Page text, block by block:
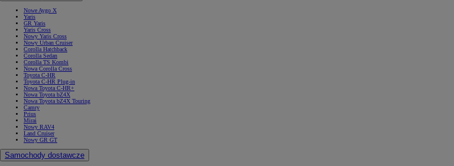
Nowe Aygo X
Yaris
GR Yaris
Yaris Cross
Nowy Yaris Cross
Nowy Urban Cruiser
Corolla Hatchback
Corolla Sedan
Corolla TS Kombi
Nowa Corolla Cross
Toyota C-HR
Toyota C-HR Plug-in
Nowa Toyota C-HR+
Nowa Toyota bZ4X
Nowa Toyota bZ4X Touring
Camry
Prius
Mirai
Nowy RAV4
Land Cruiser
Nowy GR GT
Samochody dostawcze